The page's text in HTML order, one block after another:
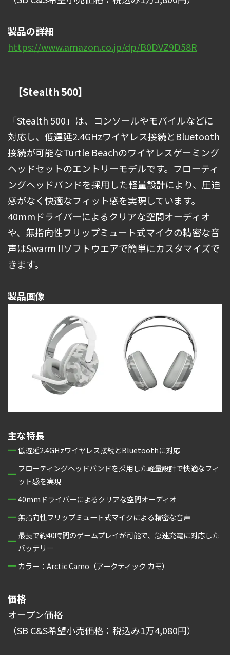
製品の詳細
https://www.amazon.co.jp/dp/B0DVZ9D58R
【Stealth 500】
「Stealth 500」は、コンソールやモバイルなどに
対応し、低遅延2.4GHzワイヤレス接続とBluetooth
接続が可能なTurtle Beachのワイヤレスゲーミング
ヘッドセットのエントリーモデルです。フローティ
ングヘッドバンドを採用した軽量設計により、圧迫
感がなく快適なフィット感を実現しています。
40mmドライバーによるクリアな空間オーディオ
や、無指向性フリップミュート式マイクの精密な音
声はSwarm IIソフトウエアで簡単にカスタマイズで
きます。
製品画像
主な特長
低遅延2.4GHzワイヤレス接続とBluetoothに対応
フローティングヘッドバンドを採用した軽量設計で快適なフィ
ット感を実現
40mmドライバーによるクリアな空間オーディオ
無指向性フリップミュート式マイクによる精密な音声
最長で約40時間のゲームプレイが可能で、急速充電に対応した
バッテリー
カラー：Arctic Camo（アークティック カモ）
価格
オープン価格
（SB C&S希望小売価格：税込み1万4,080円）